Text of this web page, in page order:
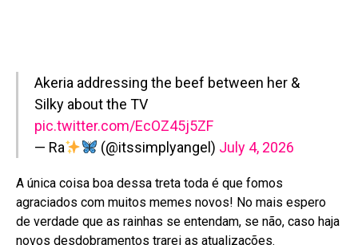
Akeria addressing the beef between her &
Silky about the TV
pic.twitter.com/EcOZ45j5ZF
— Ra
(@itssimplyangel) July 4, 2026
A única coisa boa dessa treta toda é que fomos
agraciados com muitos memes novos! No mais espero
de verdade que as rainhas se entendam, se não, caso haja
novos desdobramentos trarei as atualizações.